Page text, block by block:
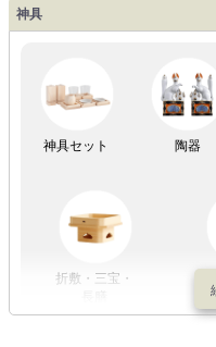
神具
神具セット 陶器
折敷・三宝・